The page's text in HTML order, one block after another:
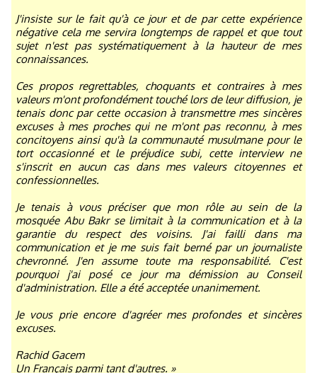
J'insiste sur le fait qu'à ce jour et de par cette expérience
négative cela me servira longtemps de rappel et que tout
sujet n'est pas systématiquement à la hauteur de mes
connaissances.
Ces propos regrettables, choquants et contraires à mes
valeurs m'ont profondément touché lors de leur diffusion, je
tenais donc par cette occasion à transmettre mes sincères
excuses à mes proches qui ne m'ont pas reconnu, à mes
concitoyens ainsi qu'à la communauté musulmane pour le
tort occasionné et le préjudice subi, cette interview ne
s'inscrit en aucun cas dans mes valeurs citoyennes et
confessionnelles.
Je tenais à vous préciser que mon rôle au sein de la
mosquée Abu Bakr se limitait à la communication et à la
garantie du respect des voisins. J'ai failli dans ma
communication et je me suis fait berné par un journaliste
chevronné. J'en assume toute ma responsabilité. C'est
pourquoi j'ai posé ce jour ma démission au Conseil
d'administration. Elle a été acceptée unanimement.
Je vous prie encore d'agréer mes profondes et sincères
excuses.
Rachid Gacem
Un Français parmi tant d'autres. »